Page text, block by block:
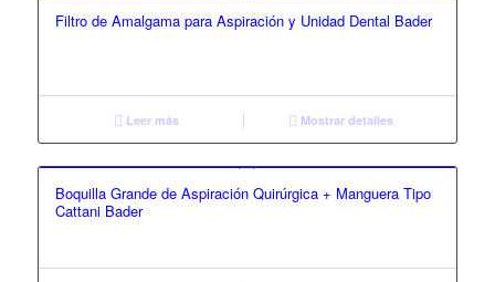
Filtro de Amalgama para Aspiración y Unidad Dental Bader
Leer más Mostrar detalles
Boquilla Grande de Aspiración Quirúrgica + Manguera Tipo
Cattani Bader